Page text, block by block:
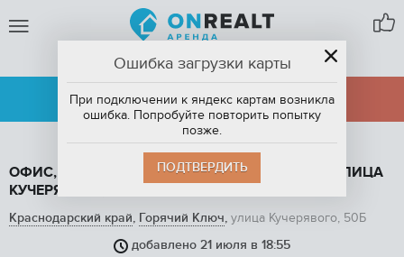
ГОРЯЧИЙ КЛЮЧ
АРЕНДА
ПРОДАЖА
ОФИС, 9.5 М2, В АРЕНДУ В ГОРЯЧЕМ КЛЮЧЕ, УЛИЦА
КУЧЕРЯВОГО, 50Б
Краснодарский край, Горячий Ключ, улица Кучерявого, 50Б
добавлено 21 июля в 18:55
1/ 6
Ошибка загрузки карты
При подключении к яндекс картам возникла
ошибка. Попробуйте повторить попытку
позже.
ПОДТВЕРДИТЬ